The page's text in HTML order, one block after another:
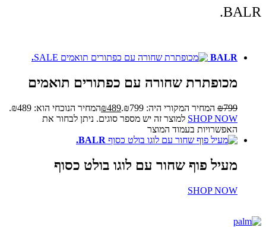
BALR.
SALE BALR.
מכופתרת שחורה עם כפתורים תואמים
₪799 המחיר המקורי היה: ₪799. ₪489
המחיר הנוכחי הוא: ₪489.
SHOP NOW למוצר זה יש מספר סוגים. ניתן לבחור את
האפשרויות בעמוד המוצר
BALR.
מעיל פוף שחור עם לוגו בולט כסוף
SHOP NOW